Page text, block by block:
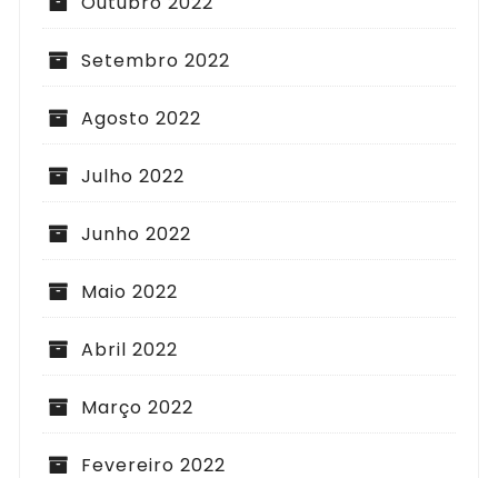
Setembro 2022
Agosto 2022
Julho 2022
Junho 2022
Maio 2022
Abril 2022
Março 2022
Fevereiro 2022